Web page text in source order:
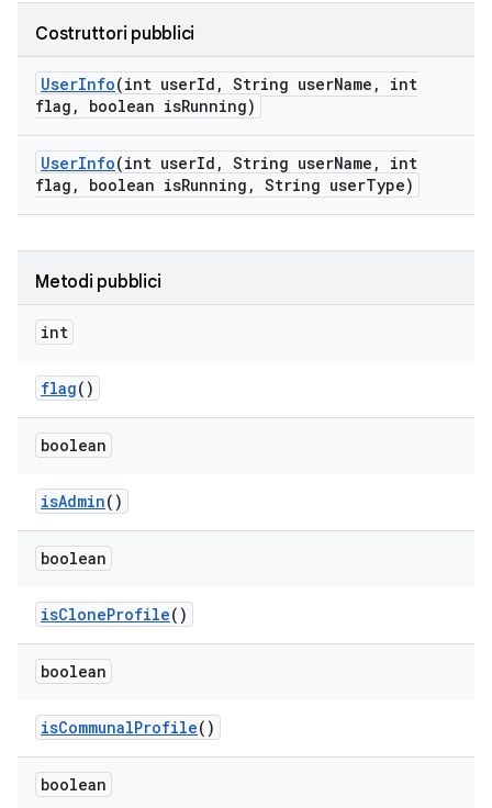
Costruttori pubblici
UserInfo(int userId , String userName ,
int
flag , boolean isRunning)
UserInfo(int userId , String userName ,
int
flag , boolean isRunning , String userType)
Metodi pubblici
int
flag()
boolean
isAdmin()
boolean
isCloneProfile()
boolean
isCommunalProfile()
boolean